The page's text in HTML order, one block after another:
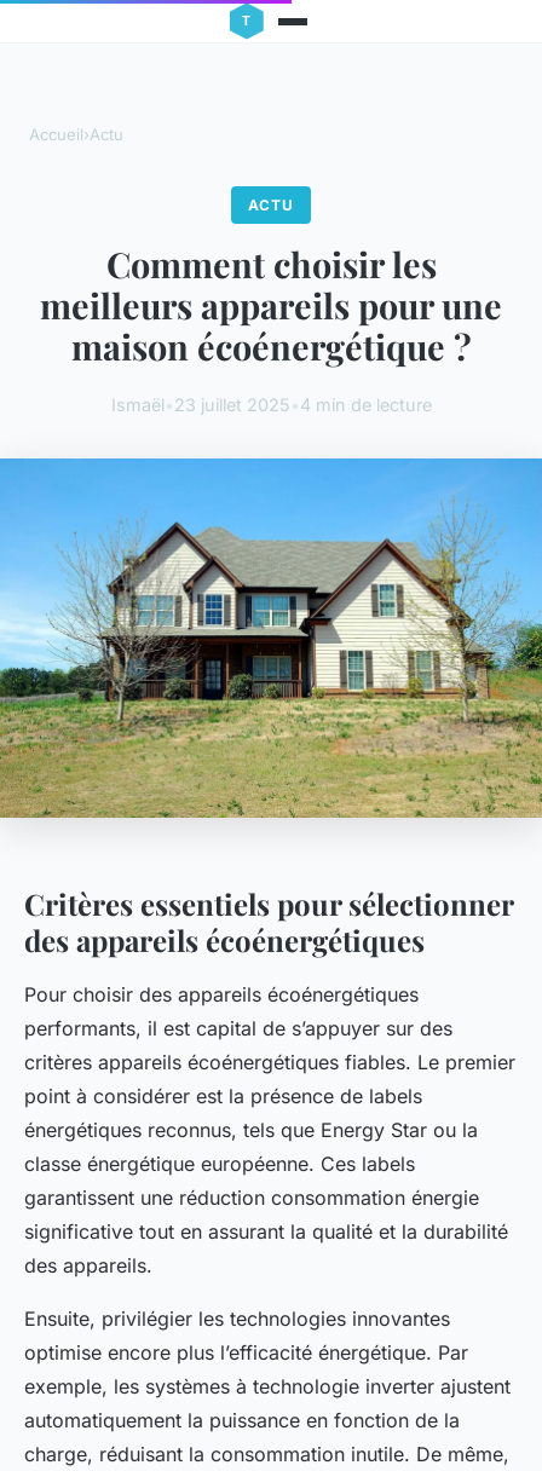
Accueil›Actu
ACTU
Comment choisir les
meilleurs appareils pour une
maison écoénergétique ?
Ismaël•23 juillet 2025•4 min de lecture
Critères essentiels pour sélectionner
des appareils écoénergétiques
Pour choisir des appareils écoénergétiques
performants, il est capital de s’appuyer sur des
critères appareils écoénergétiques fiables. Le premier
point à considérer est la présence de labels
énergétiques reconnus, tels que Energy Star ou la
classe énergétique européenne. Ces labels
garantissent une réduction consommation énergie
significative tout en assurant la qualité et la durabilité
des appareils.
Ensuite, privilégier les technologies innovantes
optimise encore plus l’efficacité énergétique. Par
exemple, les systèmes à technologie inverter ajustent
automatiquement la puissance en fonction de la
charge, réduisant la consommation inutile. De même,